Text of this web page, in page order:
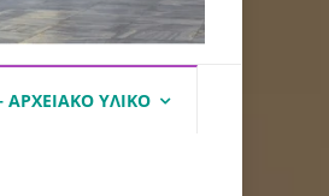
ΥΛΙΚΌ